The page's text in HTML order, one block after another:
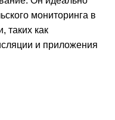
мониторинга в
таких как
и приложения